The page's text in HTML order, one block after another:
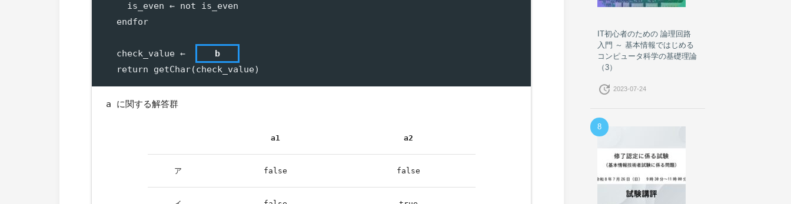
    is_even ← not is_even
  endfor
  check_value ←
b
a に関する解答群
a1 a2
ア false false
IT初心者のための 論理回路
入門 ～ 基本情報ではじめる
コンピュータ科学の基礎理論
（3）
update 2023-07-24
8